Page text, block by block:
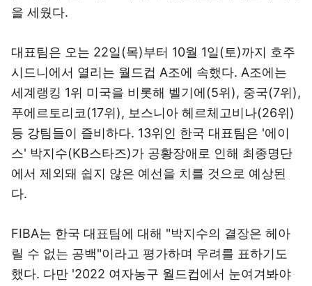
을 세웠다.
대표팀은 오는 22일(목)부터 10월 1일(토)까지 호주
시드니에서 열리는 월드컵 A조에 속했다. A조에는
세계랭킹 1위 미국을 비롯해 벨기에(5위), 중국(7위),
푸에르토리코(17위), 보스니아 헤르체고비나(26위)
등 강팀들이 즐비하다. 13위인 한국 대표팀은 '에이
스' 박지수(KB스타즈)가 공황장애로 인해 최종명단
에서 제외돼 쉽지 않은 예선을 치를 것으로 예상된
다.
FIBA는 한국 대표팀에 대해 "박지수의 결장은 헤아
릴 수 없는 공백"이라고 평가하며 우려를 표하기도
했다. 다만 '2022 여자농구 월드컵에서 눈여겨봐야